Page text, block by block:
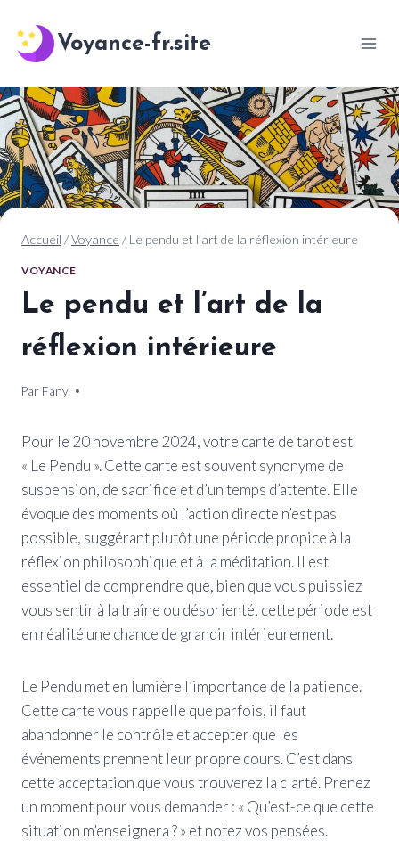
contenu
Voyance-fr.site
Accueil /Voyance / Le pendu et l’art de la réflexion intérieure
VOYANCE
Le pendu et l’art de la
réflexion intérieure
Par Fany
20 novembre 2024
Pour le 20 novembre 2024, votre carte de tarot est
« Le Pendu ». Cette carte est souvent synonyme de
suspension, de sacrifice et d’un temps d’attente. Elle
évoque des moments où l’action directe n’est pas
possible, suggérant plutôt une période propice à la
réflexion philosophique et à la méditation. Il est
essentiel de comprendre que, bien que vous puissiez
vous sentir à la traîne ou désorienté, cette période est
en réalité une chance de grandir intérieurement.
Le Pendu met en lumière l’importance de la patience.
Cette carte vous rappelle que parfois, il faut
abandonner le contrôle et accepter que les
événements prennent leur propre cours. C’est dans
cette acceptation que vous trouverez la clarté. Prenez
un moment pour vous demander : « Qu’est-ce que cette
situation m’enseignera ? » et notez vos pensées.